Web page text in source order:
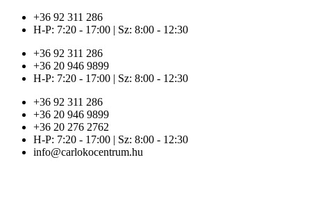
Ugrás
+36 92 311 286
H-P: 7:20 - 17:00 | Sz: 8:00 - 12:30
+36 92 311 286
+36 20 946 9899
H-P: 7:20 - 17:00 | Sz: 8:00 - 12:30
+36 92 311 286
+36 20 946 9899
+36 20 276 2762
H-P: 7:20 - 17:00 | Sz: 8:00 - 12:30
info@carlokocentrum.hu